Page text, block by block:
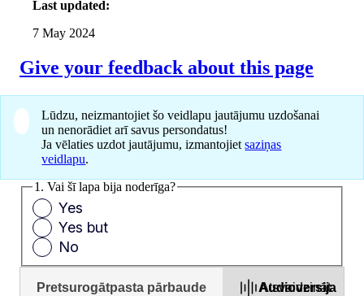
Last updated:
7 May 2024
Give your feedback about this page
Lūdzu, neizmantojiet šo veidlapu jautājumu uzdošanai
un nenorādiet arī savus persondatus!
Ja vēlaties uzdot jautājumu, izmantojietsaziņas
veidlapu.
1. Vai šī lapa bija noderīga?
Yes
Yes but
No
Pretsurogātpasta pārbaude Audioversija
Atsvaidzināt